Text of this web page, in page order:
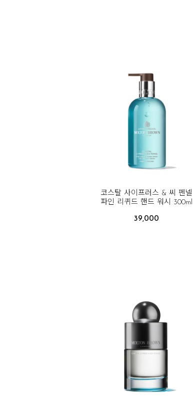
코스탈 사이프러스 & 씨 펜넬
파인 리퀴드 핸드 워시 300ml
39,000